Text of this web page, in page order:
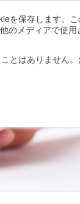
を保存します。
のメディアで使
とはありません